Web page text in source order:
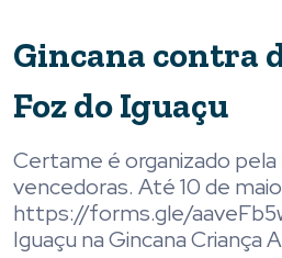
Gincana contra
Foz do Iguaçu
Certame é organizado
vencedoras. Até 10 de
https://forms.gle/
Iguaçu na Gincana Criança